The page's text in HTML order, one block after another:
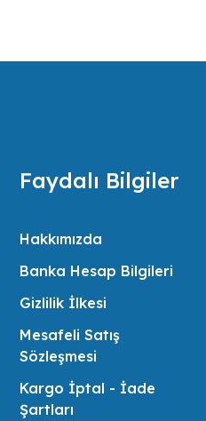
etmek, onlara bu ihtiyaçları
Faydalı Bilgiler
Hakkımızda
Banka Hesap Bilgileri
Gizlilik İlkesi
Mesafeli Satış
Sözleşmesi
Kargo İptal - İade
Şartları